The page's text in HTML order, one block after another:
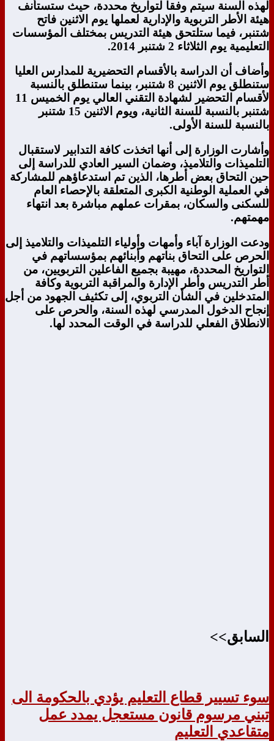
لهذه السنة سيتم وفقا لتواريخ محددة، حيث ستستأنف
هيئة الأطر التربوية والإدارية لعملها يوم الاثنين فاتح
شتنبر، فيما ستلتحق هيئة التدريس بمختلف المؤسسات
التعليمية يوم الثلاثاء 2 شتنبر 2014.
وأضاف أن الدراسة بالأقسام التحضيرية للمدارس العليا
ستنطلق يوم الاثنين 8 شتنبر، بينما ستنطلق بالنسبة
لأقسام التحضير لشهادة التقني العالي يوم الخميس 11
شتنبر بالنسبة للسنة الثانية، ويوم الاثنين 15 شتنبر
بالنسبة للسنة الأولى.
وأشارت الوزارة إلى أنها اتخذت كافة التدابير لاستقبال
التلميذات والتلاميذ، وضمان السير العادي للدراسة إلى
حين التحاق بعض أطرها، الذين تم استدعاؤهم للمشاركة
في العملية الوطنية الكبرى المتعلقة بالإحصاء العام
للسكنى والسكان، بمقرات عملهم مباشرة بعد انتهاء
مهمتهم.
ودعت الوزارة آباء وأمهات وأولياء التلميذات والتلاميذ إلى
الحرص على التحاق بناتهم وأبنائهم بمؤسساتهم في
التواريخ المحددة، مهيبة بجميع الفاعلين التربويين، من
أطر التدريس وأطر الإدارة والمراقبة التربوية وكافة
المتدخلين في الشأن التربوي، إلى تكثيف الجهود من أجل
إنجاح الدخول المدرسي لهذه السنة، والحرص على
الانطلاق الفعلي للدراسة في الوقت المحدد لها.
السابق>>
سوء تسيير قطاع التعليم يؤدي بالحكومة الى
تبني مرسوم قانون مستعجل يمدد عمل
متقاعدي التعليم